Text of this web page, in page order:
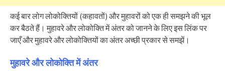
कई बार लोग लोकोक्तियों (कहावतों) और मुहावरों को एक ही समझने की भूल
कर बैठते हैं। मुहावरे और लोकोक्ति में अंतर को जानने के लिए इस लिंक पर
जाएँ और मुहावरे और लोकोक्तियों का अंतर अच्छी प्रकार से समझें।
मुहावरे और लोकोक्ति में अंतर